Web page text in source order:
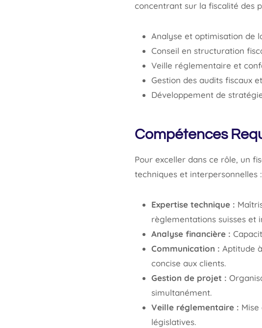
concentrant sur la fiscalité des
Analyse et optimisation de
Conseil en structuration
Veille réglementaire et
Gestion des audits fiscaux
Développement de
Compétences
Pour exceller dans ce rôle, un
techniques et interpersonnelles :
Expertise technique :
règlementations suisses et
Analyse financière :
Communication : Aptitude
concise aux clients.
Gestion de projet :
simultanément.
Veille réglementaire :
législatives.